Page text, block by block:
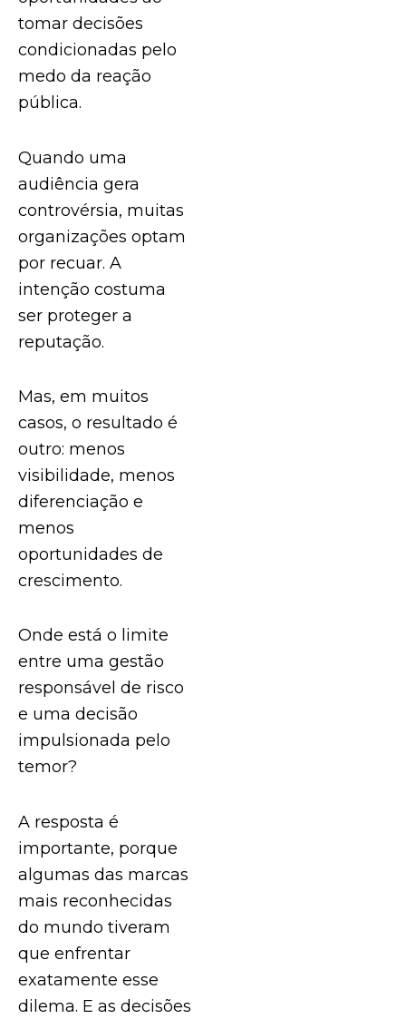
tomar decisões
condicionadas pelo
medo da reação
pública.
Quando uma
audiência gera
controvérsia, muitas
organizações optam
por recuar. A
intenção costuma
ser proteger a
reputação.
Mas, em muitos
casos, o resultado é
outro: menos
visibilidade, menos
diferenciação e
menos
oportunidades de
crescimento.
Onde está o limite
entre uma gestão
responsável de risco
e uma decisão
impulsionada pelo
temor?
A resposta é
importante, porque
algumas das marcas
mais reconhecidas
do mundo tiveram
que enfrentar
exatamente esse
dilema. E as decisões